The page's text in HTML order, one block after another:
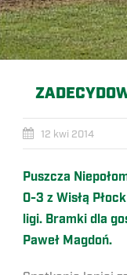
12 kwi 2014
Puszcza
0-3 z Wisłą
ligi. Bramki dla
Paweł Magdoń.